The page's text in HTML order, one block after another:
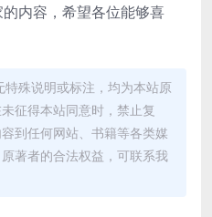
内容，希望各位能够喜
殊说明或标注，均为本站原
征得本站同意时，禁止复
到任何网站、书籍等各类媒
著者的合法权益，可联系我